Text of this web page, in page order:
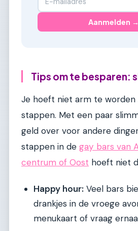
Aanmelden →
Tips om te besparen:
Je hoeft niet arm te worden
stappen. Met een paar
geld over voor andere
stappen in de gay bars van
centrum of Oost hoeft niet
Happy hour: Veel bars
drankjes in de vroege
menukaart of vraag